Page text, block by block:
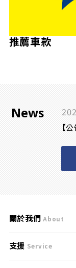
推薦車款
News
【
關於我們 About
刊登規範
支援 Service